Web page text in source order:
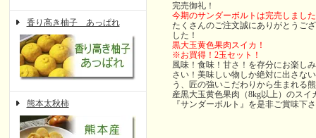
香り高き柚子 あっぱれ
熊本太秋柿
完売御礼！
今期のサンダーボルトは完売しまし
たくさんのご注文誠にありがとうご
した！
黒大玉黄色果肉スイカ！
※お買得！2玉セット！
風味！食味！甘さ！を存分にお楽し
さい！美味しい物しか絶対に出さな
う、匠の強いこだわりから生まれる
産黒大玉黄色果肉（8kg以上）のスイ
『サンダーボルト』を是非ご賞味下